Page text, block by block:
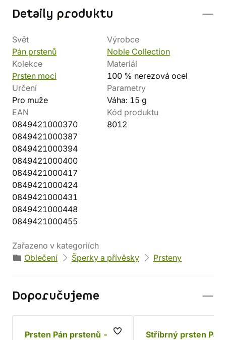
Detaily produktu
Svět
Pán prstenů
Výrobce
Noble Collection
Kolekce
Prsten moci
Materiál
100 % nerezová ocel
Určení
Pro muže
Parametry
Váha: 15 g
EAN
0849421000370
0849421000387
0849421000394
0849421000400
0849421000417
0849421000424
0849421000431
0849421000448
0849421000455
Kód produktu
8012
Zařazeno v kategoriích
Oblečení
Šperky a přívěsky Prsteny
Doporučujeme
Prsten Pán prstenů -
Stříbrný prsten Pán